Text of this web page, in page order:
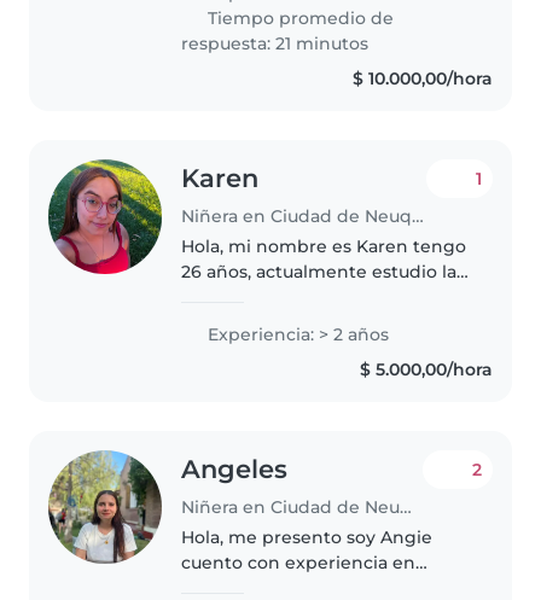
la ciudad de Neuquén.
Actualmente me desempeño
como docente..
Tiempo promedio de
respuesta: 21 minutos
$ 10.000,00/hora
Karen
Niñera en Ciudad de Neuquén
1
Hola, mi nombre es Karen tengo
26 años, actualmente estudio la
inicial,para ser maestra en el
nivel maternal y jardín. Puedo
trabajar los lunes, miércoles,..
Experiencia: > 2 años
$ 5.000,00/hora
Angeles
Niñera en Ciudad de Neuquén
2
Hola, me presento soy Angie
cuento con experiencia en